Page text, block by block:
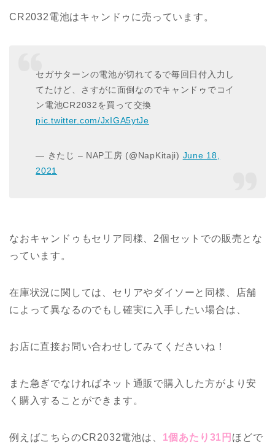
CR2032電池はキャンドゥに売っています。
セガサターンの電池が切れてるで毎回日付入力し
てたけど、さすがに面倒なのでキャンドゥでコイ
ン電池CR2032を買って交換
pic.twitter.com/JxIGA5ytJe
— きたじ – NAP工房 (@NapKitaji) June 18,
2021
なおキャンドゥもセリア同様、2個セットでの販売とな
っています。
在庫状況に関しては、セリアやダイソーと同様、店舗
によって異なるのでもし確実に入手したい場合は、
お店に直接お問い合わせしてみてくださいね！
また急ぎでなければネット通販で購入した方がより安
く購入することができます。
例えばこちらのCR2032電池は、 1個あたり31円 ほどで